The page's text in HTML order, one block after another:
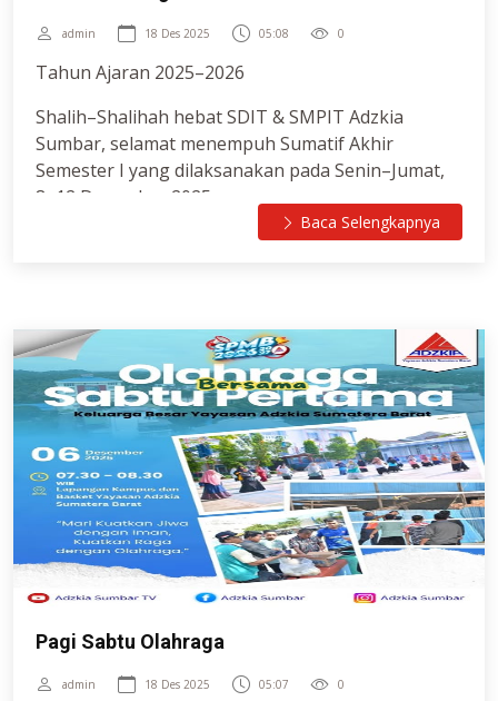
admin 18 Des 2025 05:08 0
Tahun Ajaran 2025–2026
Shalih–Shalihah hebat SDIT & SMPIT Adzkia
Sumbar, selamat menempuh Sumatif Akhir
Semester I yang dilaksanakan pada Senin–Jumat,
8–12 Desember 2025.
Belajarlah dengan jujur, bersungguh-sungguh,
InsyaAllah anak anak didik kami pasti bisa
mengerjakan Ujian!
Baca Selengkapnya
Pagi Sabtu Olahraga
admin 18 Des 2025 05:07 0